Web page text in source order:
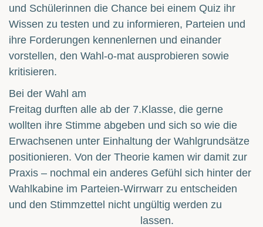
und Schülerinnen die Chance bei einem Quiz ihr
Wissen zu testen und zu informieren, Parteien und
ihre Forderungen kennenlernen und einander
vorstellen, den Wahl-o-mat ausprobieren sowie
kritisieren.
Bei der Wahl am
Freitag durften alle ab der 7.Klasse, die gerne
wollten ihre Stimme abgeben und sich so wie die
Erwachsenen unter Einhaltung der Wahlgrundsätze
positionieren. Von der Theorie kamen wir damit zur
Praxis – nochmal ein anderes Gefühl sich hinter der
Wahlkabine im Parteien-Wirrwarr zu entscheiden
und den Stimmzettel nicht ungültig werden zu
lassen.